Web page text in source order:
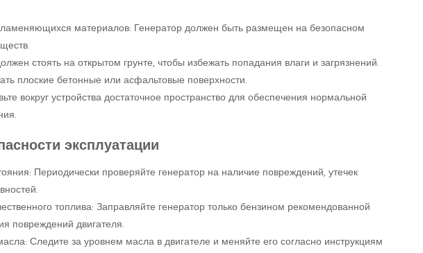
материалов: Генератор должен быть размещен на безопасном
стоять на открытом грунте, чтобы избежать попадания влаги и загрязнений.
плоские бетонные или асфальтовые поверхности.
вокруг устройства достаточное пространство для обеспечения нормальной
эксплуатации
Периодически проверяйте генератор на наличие повреждений, утечек
топлива: Заправляйте генератор только бензином рекомендованной
повреждений двигателя.
Следите за уровнем масла в двигателе и меняйте его согласно инструкциям